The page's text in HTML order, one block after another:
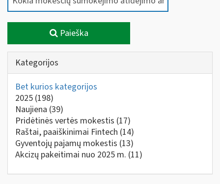
Paieška
Kategorijos
Bet kurios kategorijos
2025 (198)
Naujiena (39)
Pridėtinės vertės mokestis (17)
Raštai, paaiškinimai Fintech (14)
Gyventojų pajamų mokestis (13)
Akcizų pakeitimai nuo 2025 m. (11)